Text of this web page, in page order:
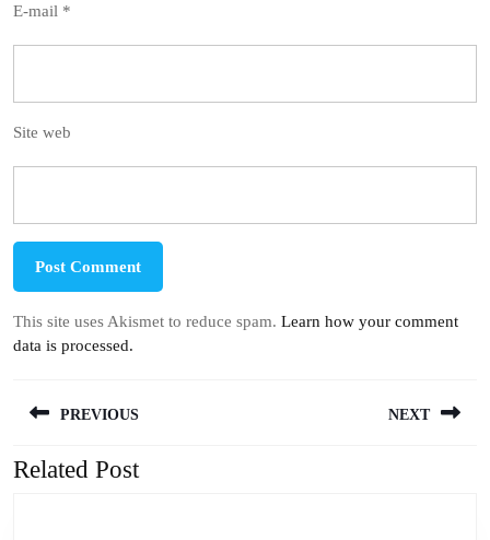
E-mail *
Site web
This site uses Akismet to reduce spam. Learn how your comment
data is processed.
de
l’article
PREVIOUS
Previous
NEXT
Related Post